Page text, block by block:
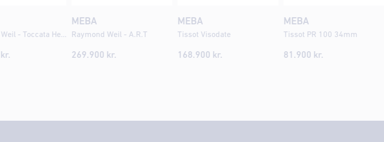
Raymond Weil - Toccata Heritage
kr.
MEBA
Raymond Weil - A.R.T
269.900 kr.
MEBA
Tissot Visodate
168.900 kr.
MEBA
Tissot PR 100 34mm
81.900 kr.